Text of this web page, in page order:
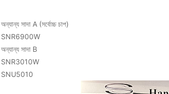
অন্যান্য সাদা A (সর্বোচ্চ চাপ)
SNR6900W
অন্যান্য সাদা B
SNR3010W
SNU5010